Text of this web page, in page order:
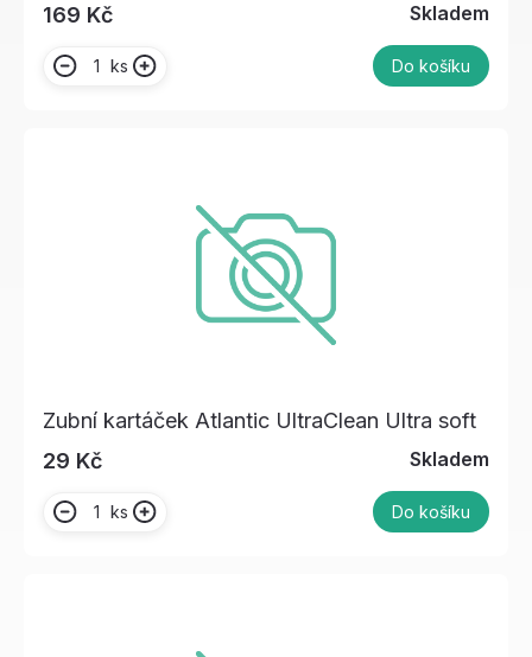
169 Kč
Skladem
ks Do košíku
Zubní kartáček Atlantic UltraClean Ultra soft
29 Kč
Skladem
ks Do košíku